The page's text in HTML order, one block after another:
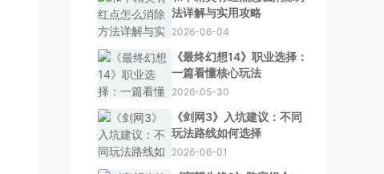
法详解与实用攻略
2026-06-04
《最终幻想14》职业选择：
一篇看懂核心玩法
2026-05-30
《剑网3》入坑建议：不同
玩法路线如何选择
2026-06-01